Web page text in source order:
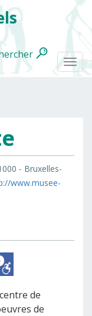
- Bruxelles-
www.musee-
de
de